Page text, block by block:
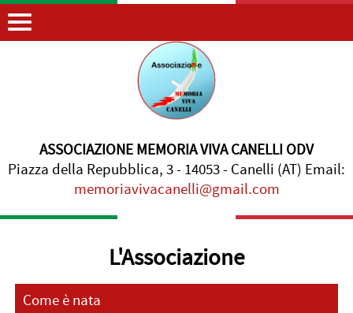
ASSOCIAZIONE MEMORIA VIVA CANELLI ODV
Piazza della Repubblica, 3 - 14053 - Canelli (AT) Email:
memoriavivacanelli@gmail.com
L'Associazione
Come è nata